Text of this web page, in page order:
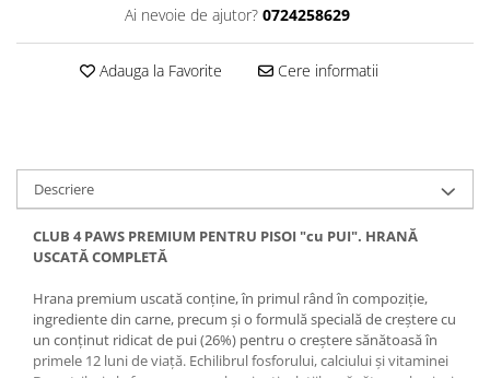
Ai nevoie de ajutor? 0724258629
Adauga la Favorite Cere informatii
Descriere
CLUB 4 PAWS PREMIUM PENTRU PISOI "cu PUI". HRANĂ
USCATĂ COMPLETĂ
Hrana premium uscată conține, în primul rând în compoziție,
ingrediente din carne, precum și o formulă specială de creștere cu
un conținut ridicat de pui (26%) pentru o creștere sănătoasă în
primele 12 luni de viață. Echilibrul fosforului, calciului și vitaminei